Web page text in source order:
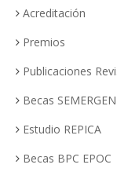
Acreditación
Premios
Publicaciones
Becas SEMERGEN
Estudio REPICA
Becas BPC EPOC